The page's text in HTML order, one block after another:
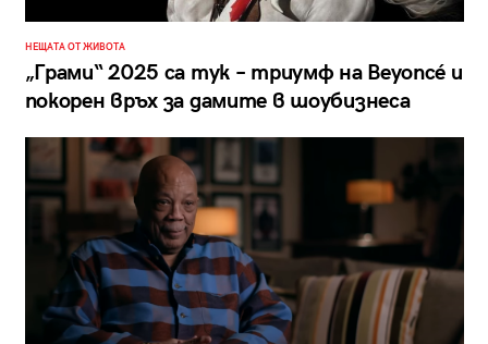
НЕЩАТА ОТ ЖИВОТА
„Грами“ 2025 са тук – триумф на Beyoncé и
покорен връх за дамите в шоубизнеса